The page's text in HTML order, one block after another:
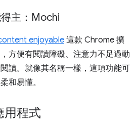
主：Mochi
enjoyable 這款 Chrome 擴
方便有閱讀障礙、注意力不足過動
讀。就像其名稱一樣，這項功能可
和易懂。
用程式